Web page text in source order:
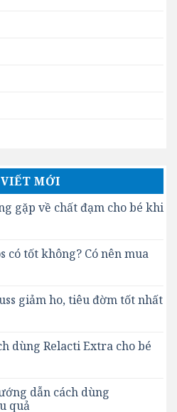
MỚI
gặp về chất đạm cho bé khi
có tốt không? Có nên mua
giảm ho, tiêu đờm tốt nhất
dùng Relacti Extra cho bé
dẫn cách dùng
quả